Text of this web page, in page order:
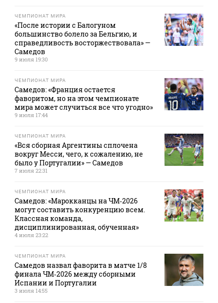
ЧЕМПИОНАТ МИРА
«После истории с Балогуном
большинство болело за Бельгию, и
справедливость восторжествовала» —
Самедов
9 июля 19:30
ЧЕМПИОНАТ МИРА
Самедов: «Франция остается
фаворитом, но на этом чемпионате
мира может случиться все что угодно»
9 июля 17:44
ЧЕМПИОНАТ МИРА
«Вся сборная Аргентины сплочена
вокруг Месси, чего, к сожалению, не
было у Португалии» — Самедов
7 июля 22:31
ЧЕМПИОНАТ МИРА
Самедов: «Марокканцы на ЧМ‑2026
могут составить конкуренцию всем.
Классная команда,
дисциплинированная, обученная»
4 июля 23:22
ЧЕМПИОНАТ МИРА
Самедов назвал фаворита в матче 1/8
финала ЧМ‑2026 между сборными
Испании и Португалии
3 июля 14:55